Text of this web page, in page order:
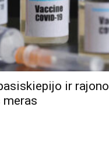
ir rajono
meras